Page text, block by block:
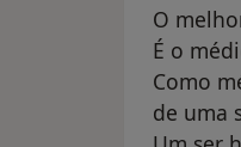
O
É o
Como
de uma